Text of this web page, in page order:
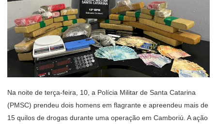
Na noite de terça-feira, 10, a Polícia Militar de Santa Catarina
(PMSC) prendeu dois homens em flagrante e apreendeu mais de
15 quilos de drogas durante uma operação em Camboriú. A ação